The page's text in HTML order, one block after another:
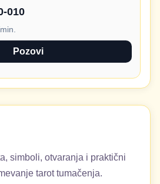
010
Pozovi
simboli, otvaranja i praktični
tarot tumačenja.